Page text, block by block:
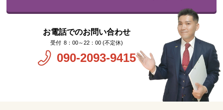
お電話でのお問い合わせ
8：00～22：00 (不定休)
090-2093-9415